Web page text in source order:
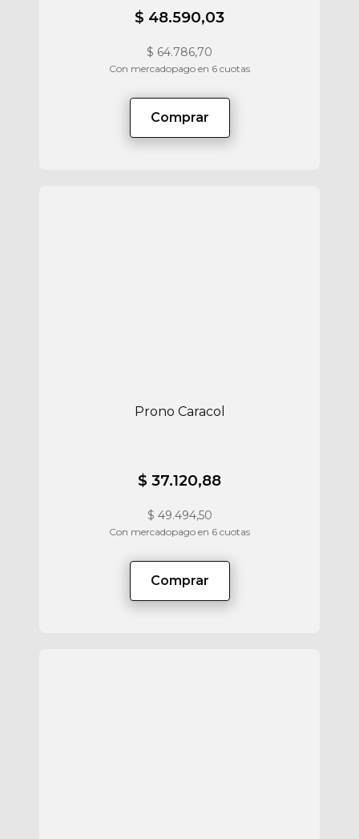
$ 48.590,03
$ 64.786,70
Con mercadopago en 6 cuotas
Comprar
Prono Caracol
$ 37.120,88
$ 49.494,50
Con mercadopago en 6 cuotas
Comprar